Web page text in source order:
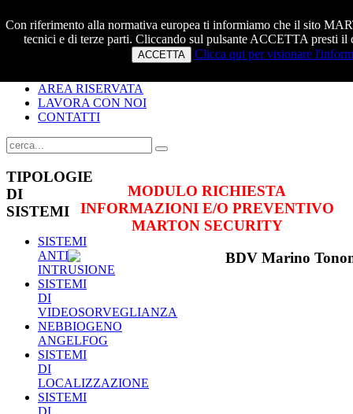
HOME
AREA RISERVATA
LAVORA CON NOI
CONTATTI
MODULO RICHIESTA
INFORMAZIONI E/O PREVENTIVO
MARTON SECURITY
TIPOLOGIE
DI
SISTEMI
SISTEMI
ANTI
INTRUSIONE
SISTEMI
DI
VIDEOSORVEGLIANZA
NEBBIOGENO
ANGELFOG
SISTEMI
DI
LOCALIZZAZIONE
SISTEMI
Con riferimento alla normativa europea ti informiamo che il sito
tecnici e di terze parti. Cliccando sul pulsante ACCETTA presti il
ACCETTA Clicca qui per visionare